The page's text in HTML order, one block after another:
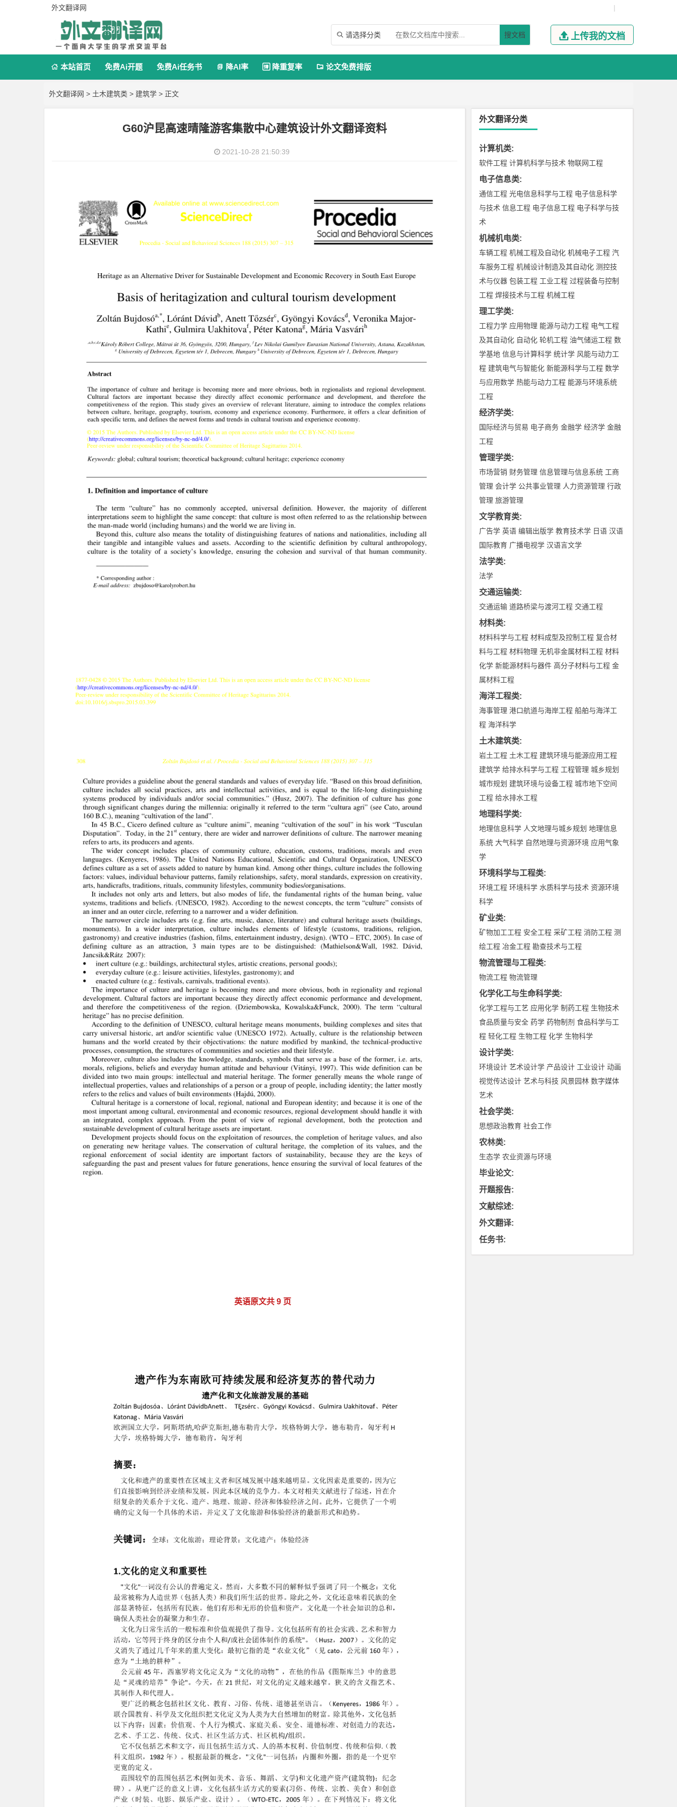
外文翻译网 |
 请选择分类 搜文档  上传我的文档
 本站首页 免费Ai开题 免费Ai任务书  降AI率  降重复率  论文免费排版
外文翻译网 > 土木建筑类 > 建筑学 > 正文
G60沪昆高速晴隆游客集散中心建筑设计外文翻译资料
2021-10-28 21:50:39
英语原文共 9 页
外文翻译分类
计算机类:
软件工程 计算机科学与技术 物联网工程
电子信息类:
通信工程 光电信息科学与工程 电子信息科学
与技术 信息工程 电子信息工程 电子科学与技
术
机械机电类:
车辆工程 机械工程及自动化 机械电子工程 汽
车服务工程 机械设计制造及其自动化 测控技
术与仪器 包装工程 工业工程 过程装备与控制
工程 焊接技术与工程 机械工程
理工学类:
工程力学 应用物理 能源与动力工程 电气工程
及其自动化 自动化 轮机工程 油气储运工程 数
学基地 信息与计算科学 统计学 风能与动力工
程 建筑电气与智能化 新能源科学与工程 数学
与应用数学 热能与动力工程 能源与环境系统
工程
经济学类:
国际经济与贸易 电子商务 金融学 经济学 金融
工程
管理学类:
市场营销 财务管理 信息管理与信息系统 工商
管理 会计学 公共事业管理 人力资源管理 行政
管理 旅游管理
文学教育类:
广告学 英语 编辑出版学 教育技术学 日语 汉语
国际教育 广播电视学 汉语言文学
法学类:
法学
交通运输类:
交通运输 道路桥梁与渡河工程 交通工程
材料类:
材料科学与工程 材料成型及控制工程 复合材
料与工程 材料物理 无机非金属材料工程 材料
化学 新能源材料与器件 高分子材料与工程 金
属材料工程
海洋工程类:
海事管理 港口航道与海岸工程 船舶与海洋工
程 海洋科学
土木建筑类:
岩土工程 土木工程 建筑环境与能源应用工程
建筑学 给排水科学与工程 工程管理 城乡规划
城市规划 建筑环境与设备工程 城市地下空间
工程 给水排水工程
地理科学类:
地理信息科学 人文地理与城乡规划 地理信息
系统 大气科学 自然地理与资源环境 应用气象
学
环境科学与工程类:
环境工程 环境科学 水质科学与技术 资源环境
科学
矿业类:
矿物加工工程 安全工程 采矿工程 消防工程 测
绘工程 冶金工程 勘查技术与工程
物流管理与工程类:
物流工程 物流管理
化学化工与生命科学类:
化学工程与工艺 应用化学 制药工程 生物技术
食品质量与安全 药学 药物制剂 食品科学与工
程 轻化工程 生物工程 化学 生物科学
设计学类:
环境设计 艺术设计学 产品设计 工业设计 动画
视觉传达设计 艺术与科技 风景园林 数字媒体
艺术
社会学类:
思想政治教育 社会工作
农林类:
生态学 农业资源与环境
毕业论文:
开题报告:
文献综述:
外文翻译:
任务书: